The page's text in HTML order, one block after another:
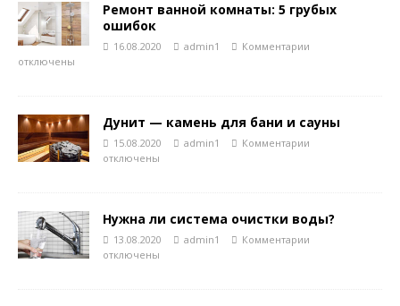
Ремонт ванной комнаты: 5 грубых
ошибок
16.08.2020 admin1
Комментарии
отключены
Дунит — камень для бани и сауны
15.08.2020 admin1
Комментарии
отключены
Нужна ли система очистки воды?
13.08.2020 admin1
Комментарии
отключены